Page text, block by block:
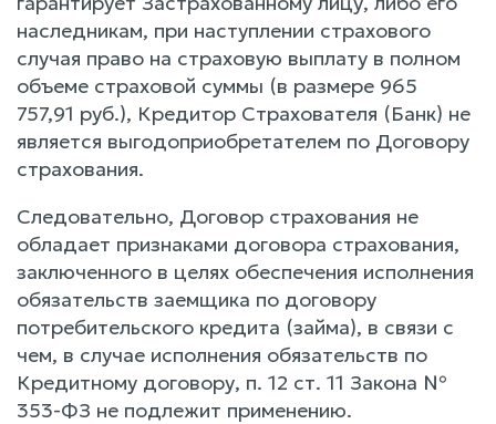
наследникам, при наступлении страхового
случая право на страховую выплату в полном
объеме страховой суммы (в размере 965
757,91 руб.), Кредитор Страхователя (Банк) не
является выгодоприобретателем по Договору
страхования.
Следовательно, Договор страхования не
обладает признаками договора страхования,
заключенного в целях обеспечения исполнения
обязательств заемщика по договору
потребительского кредита (займа), в связи с
чем, в случае исполнения обязательств по
Кредитному договору, п. 12 ст. 11 Закона №
353-ФЗ не подлежит применению.